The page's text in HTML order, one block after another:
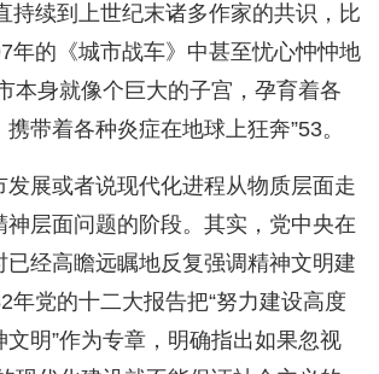
持续到上世纪末诸多作家的共识，比
年的《城市战车》中甚至忧心忡忡地
本身就像个巨大的子宫，孕育着各
带着各种炎症在地球上狂奔”53。
发展或者说现代化进程从物质层面走
神层面问题的阶段。其实，党中央在
已经高瞻远瞩地反复强调精神文明建
年党的十二大报告把“努力建设高度
文明”作为专章，明确指出如果忽视